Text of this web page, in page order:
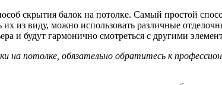
скрытия балок на потолке. Самый простой
из виду, можно использовать различные
и будут гармонично смотреться с другими
на потолке, обязательно обратитесь к